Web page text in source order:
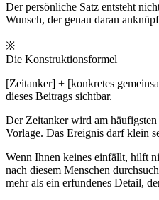
Der persönliche Satz entsteht
Wunsch, der genau daran
※
Die Konstruktionsformel
[Zeitanker] + [konkretes
dieses Beitrags sichtbar.
Der Zeitanker wird am
Vorlage. Das Ereignis darf klein
Wenn Ihnen keines einfällt, hilft
nach diesem Menschen
mehr als ein erfundenes Detail,